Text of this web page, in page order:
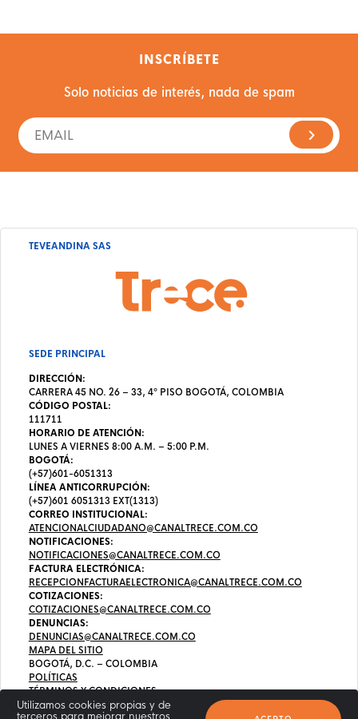
Utilizamos cookies propias y de
INSCRÍBETE
Solo noticias de interés, nada de spam
TEVEANDINA SAS
SEDE PRINCIPAL
DIRECCIÓN:
CARRERA 45 NO. 26 – 33, 4º PISO BOGOTÁ, COLOMBIA
CÓDIGO POSTAL:
111711
HORARIO DE ATENCIÓN:
LUNES A VIERNES 8:00 A.M. – 5:00 P.M.
BOGOTÁ:
(+57)601-6051313
LÍNEA ANTICORRUPCIÓN:
(+57)601 6051313 EXT(1313)
CORREO INSTITUCIONAL:
ATENCIONALCIUDADANO@CANALTRECE.COM.CO
NOTIFICACIONES:
NOTIFICACIONES@CANALTRECE.COM.CO
FACTURA ELECTRÓNICA:
RECEPCIONFACTURAELECTRONICA@CANALTRECE.COM.CO
COTIZACIONES:
COTIZACIONES@CANALTRECE.COM.CO
DENUNCIAS:
DENUNCIAS@CANALTRECE.COM.CO
MAPA DEL SITIO
BOGOTÁ, D.C. – COLOMBIA
POLÍTICAS
TÉRMINOS Y CONDICIONES